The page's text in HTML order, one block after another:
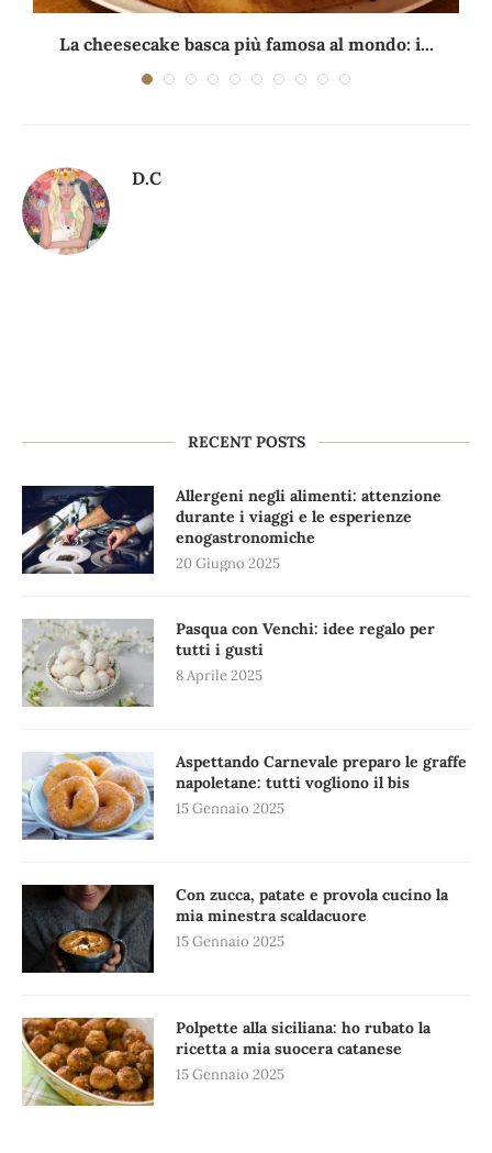
La cheesecake basca più famosa al mondo: i...
D.C
RECENT POSTS
Allergeni negli alimenti: attenzione
durante i viaggi e le esperienze
enogastronomiche
20 Giugno 2025
Pasqua con Venchi: idee regalo per
tutti i gusti
8 Aprile 2025
Aspettando Carnevale preparo le graffe
napoletane: tutti vogliono il bis
15 Gennaio 2025
Con zucca, patate e provola cucino la
mia minestra scaldacuore
15 Gennaio 2025
Polpette alla siciliana: ho rubato la
ricetta a mia suocera catanese
15 Gennaio 2025